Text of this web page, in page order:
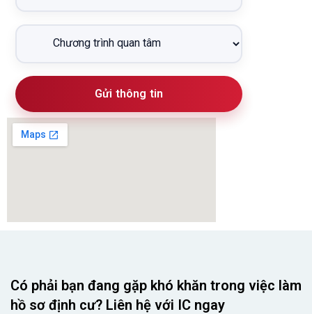
Gửi thông tin
Có phải bạn đang gặp khó khăn trong việc làm
hồ sơ định cư? Liên hệ với IC ngay